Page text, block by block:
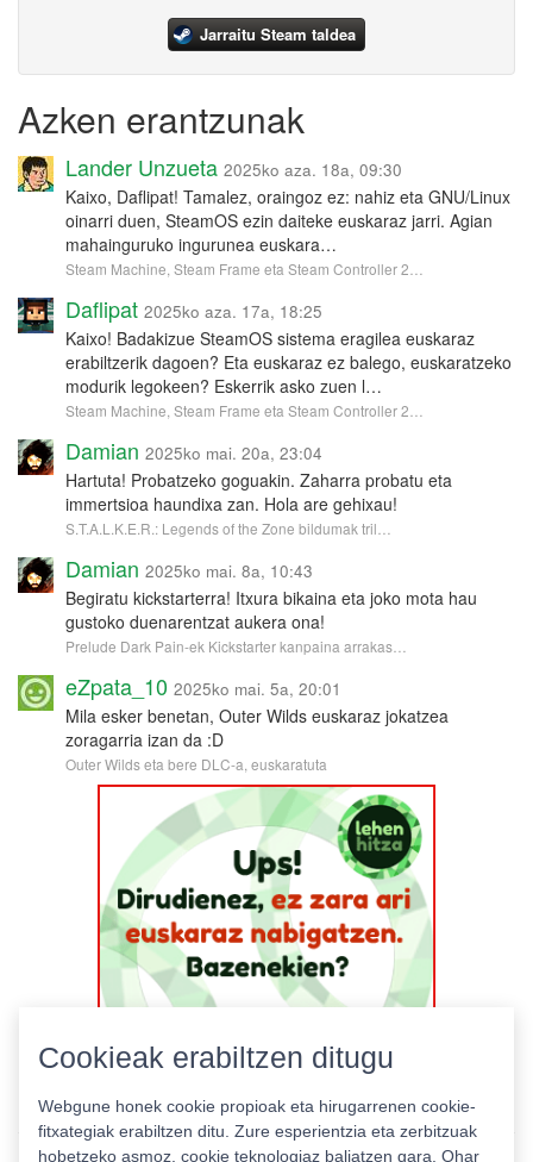
Jarraitu Steam taldea
Azken erantzunak
Lander Unzueta 2025ko aza. 18a, 09:30
Kaixo, Daflipat! Tamalez, oraingoz ez: nahiz eta GNU/Linux
oinarri duen, SteamOS ezin daiteke euskaraz jarri. Agian
mahainguruko ingurunea euskara…
Steam Machine, Steam Frame eta Steam Controller 2…
Daflipat 2025ko aza. 17a, 18:25
Kaixo! Badakizue SteamOS sistema eragilea euskaraz
erabiltzerik dagoen? Eta euskaraz ez balego, euskaratzeko
modurik legokeen? Eskerrik asko zuen l…
Steam Machine, Steam Frame eta Steam Controller 2…
Damian 2025ko mai. 20a, 23:04
Hartuta! Probatzeko goguakin. Zaharra probatu eta
immertsioa haundixa zan. Hola are gehixau!
S.T.A.L.K.E.R.: Legends of the Zone bildumak tril…
Damian 2025ko mai. 8a, 10:43
Begiratu kickstarterra! Itxura bikaina eta joko mota hau
gustoko duenarentzat aukera ona!
Prelude Dark Pain-ek Kickstarter kanpaina arrakas…
eZpata_10 2025ko mai. 5a, 20:01
Mila esker benetan, Outer Wilds euskaraz jokatzea
zoragarria izan da :D
Outer Wilds eta bere DLC-a, euskaratuta
Cookieak erabiltzen ditugu
Webgune honek cookie propioak eta hirugarrenen cookie-
fitxategiak erabiltzen ditu. Zure esperientzia eta zerbitzuak
hobetzeko asmoz, cookie teknologiaz baliatzen gara. Ohar